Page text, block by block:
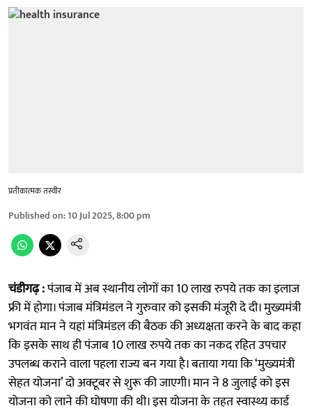
प्रतीकात्मक तस्वीर
Published on:10 Jul 2025, 8:00 pm
चंडीगढ़ :पंजाब में अब स्थानीय लोगों का 10 लाख रुपये तक का इलाज
फ्री में होगा। पंजाब मंत्रिमंडल ने गुरुवार को इसकी मंजूरी दे दी। मुख्यमंत्री
भगवंत मान ने यहां मंत्रिमंडल की बैठक की अध्यक्षता करने के बाद कहा
कि इसके साथ ही पंजाब 10 लाख रुपये तक का नकद रहित उपचार
उपलब्ध कराने वाला पहला राज्य बन गया है। बताया गया कि ‘मुख्यमंत्री
सेहत योजना’ दो अक्टूबर से शुरू की जाएगी। मान ने 8 जुलाई को इस
योजना को लाने की घोषणा की थी। इस योजना के तहत स्वास्थ्य कार्ड